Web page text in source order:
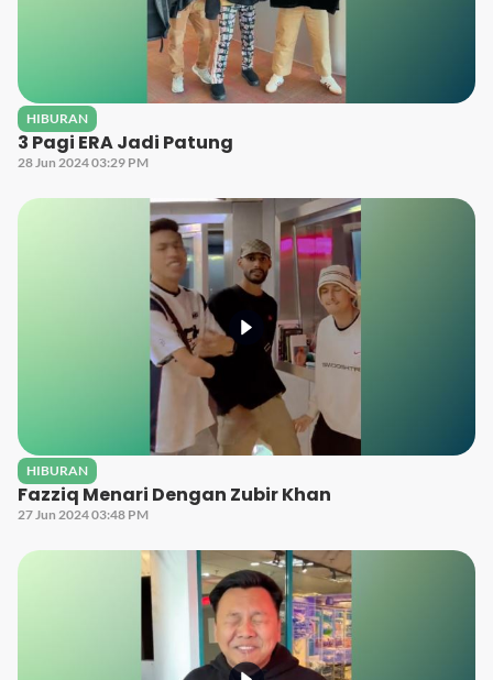
HIBURAN
3 Pagi ERA Jadi Patung
28 Jun 2024 03:29 PM
HIBURAN
Fazziq Menari Dengan Zubir Khan
27 Jun 2024 03:48 PM